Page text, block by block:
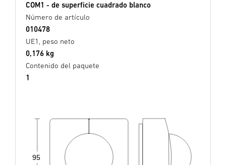
COM1 - de superficie cuadrado blanco
Número de artículo
010478
UE1, peso neto
0,176 kg
Contenido del paquete
1
95